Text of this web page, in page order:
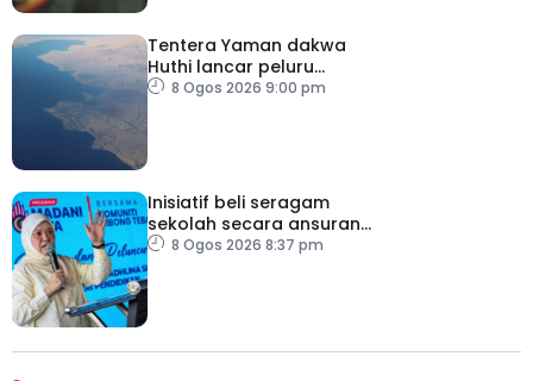
Tentera Yaman dakwa
Huthi lancar peluru
berpandu ke arah Laut
8 Ogos 2026 9:00 pm
Inisiatif beli seragam
sekolah secara ansuran
ringankan beban ibu
8 Ogos 2026 8:37 pm